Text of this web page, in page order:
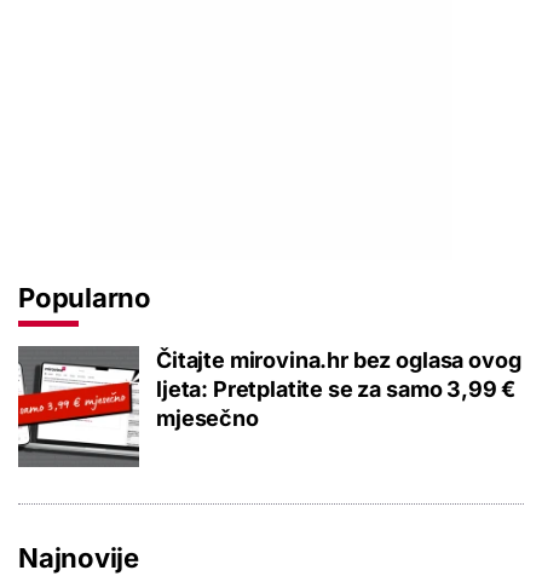
Popularno
Čitajte mirovina.hr bez oglasa ovog
ljeta: Pretplatite se za samo 3,99 €
mjesečno
Najnovije